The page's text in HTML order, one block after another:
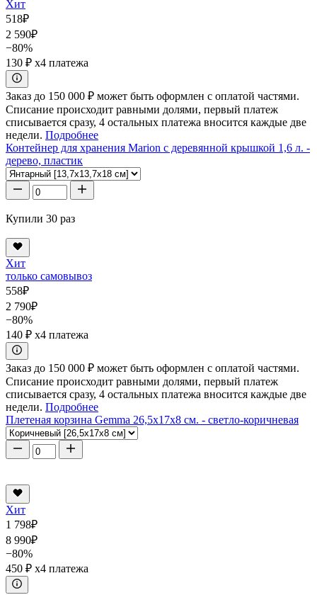
Хит
518₽
2 590₽
−80%
130 ₽ x4 платежа
Заказ до 150 000 ₽ может быть оформлен с оплатой частями.
Списание происходит равными долями, первый платеж
списывается сразу, 4 остальных платежа вносится каждые две
недели. Подробнее
Контейнер для хранения Marion с деревянной крышкой 1,6 л. -
дерево, пластик
Купили 30 раз
Хит
только самовывоз
558₽
2 790₽
−80%
140 ₽ x4 платежа
Заказ до 150 000 ₽ может быть оформлен с оплатой частями.
Списание происходит равными долями, первый платеж
списывается сразу, 4 остальных платежа вносится каждые две
недели. Подробнее
Плетеная корзина Gemma 26,5x17x8 см. - светло-коричневая
Хит
1 798₽
8 990₽
−80%
450 ₽ x4 платежа